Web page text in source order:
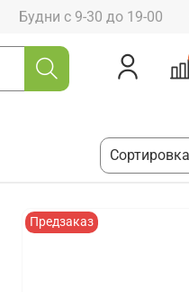
Будни с 9-30 до 19-00
Предзаказ